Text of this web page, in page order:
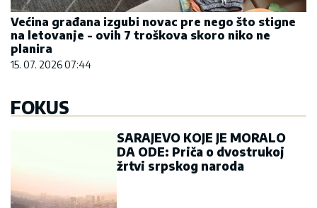
Većina građana izgubi novac pre nego što stigne
na letovanje - ovih 7 troškova skoro niko ne
planira
15. 07. 2026 07:44
FOKUS
SARAJEVO KOJE JE MORALO
DA ODE: Priča o dvostrukoj
žrtvi srpskog naroda